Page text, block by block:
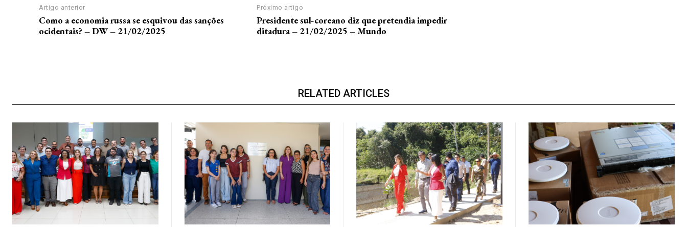
Artigo anterior
Como a economia russa se esquivou das sanções
ocidentais? – DW – 21/02/2025
Próximo artigo
Presidente sul-coreano diz que pretendia impedir
ditadura – 21/02/2025 – Mundo
RELATED ARTICLES